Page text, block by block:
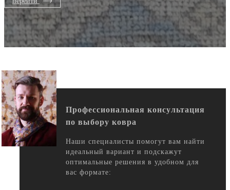
Профессиональная консультация
по выбору ковра
Наши специалисты помогут вам найти
идеальный вариант и подскажут
оптимальные решения в удобном для
вас формате: